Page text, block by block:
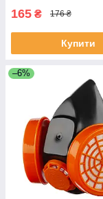
165 ₴ 176 ₴
Купити
–6%